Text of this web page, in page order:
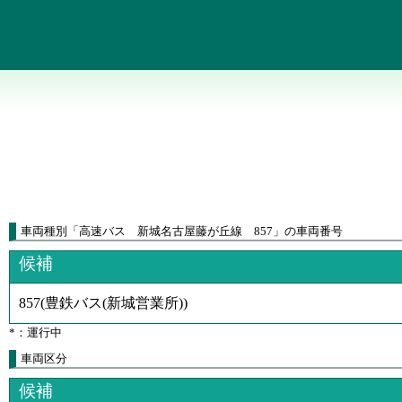
車両種別 「 高速バス 新城名古屋藤が丘線 857 」 の車両番号
候補
857(豊鉄バス(新城営業所))
*：運行中
車両区分
候補